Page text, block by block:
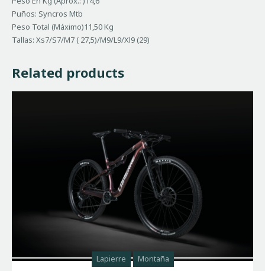
Puños: Syncros Mtb
Peso Total (Máximo)11,50 Kg
Tallas: Xs7/S7/M7 ( 27,5)/M9/L9/Xl9 (29)
Related products
Lapierre Montaña